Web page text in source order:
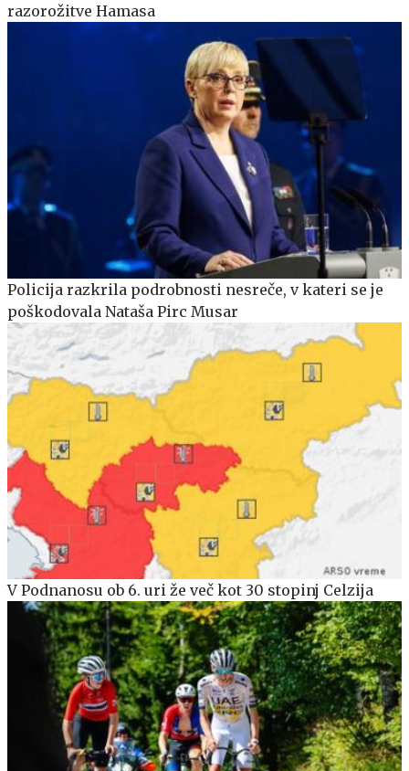
razorožitve Hamasa
Policija razkrila podrobnosti nesreče, v kateri se je
poškodovala Nataša Pirc Musar
V Podnanosu ob 6. uri že več kot 30 stopinj Celzija